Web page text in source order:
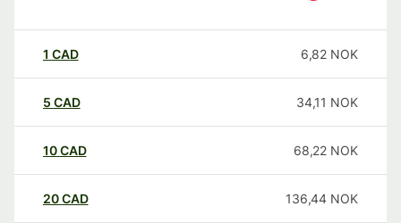
1 CAD 6,82 NOK
5 CAD 34,11 NOK
10CAD 68,22 NOK
20CAD 136,44 NOK